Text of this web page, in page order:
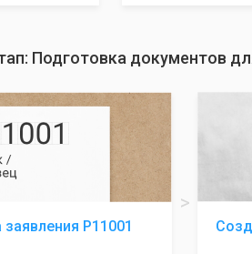
Подготовка документов
Р11001